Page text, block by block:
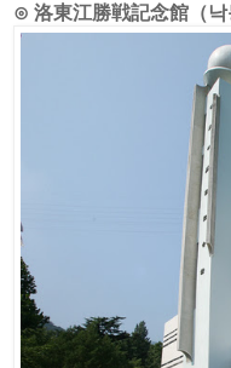
⊙ 洛東江勝戦記念館（낙